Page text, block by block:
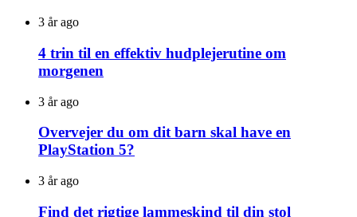
3 år ago
4 trin til en effektiv hudplejerutine om
morgenen
3 år ago
Overvejer du om dit barn skal have en
PlayStation 5?
3 år ago
Find det rigtige lammeskind til din stol